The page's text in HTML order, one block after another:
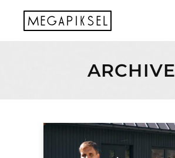
ARCHIVE